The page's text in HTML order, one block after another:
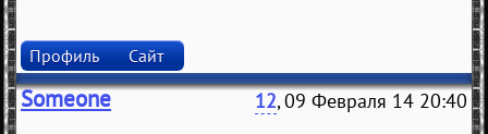
Профиль Сайт
Someone 12, 09 Февраля 14 20:40